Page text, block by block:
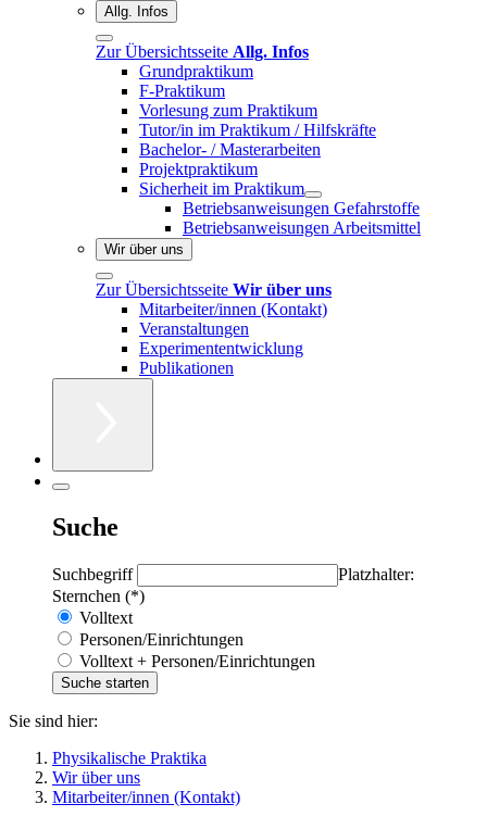
Allg. Infos
Zur Übersichtsseite Allg. Infos
Grundpraktikum
F-Praktikum
Vorlesung zum Praktikum
Tutor/in im Praktikum / Hilfskräfte
Bachelor- / Masterarbeiten
Projektpraktikum
Sicherheit im Praktikum
Betriebsanweisungen Gefahrstoffe
Betriebsanweisungen Arbeitsmittel
Wir über uns
Zur Übersichtsseite Wir über uns
Mitarbeiter/innen (Kontakt)
Veranstaltungen
Experimententwicklung
Publikationen
Suche
Suchbegriff
Platzhalter:
Sternchen (*)
Volltext
Personen/Einrichtungen
Volltext + Personen/Einrichtungen
Sie sind hier:
Physikalische Praktika
Wir über uns
Mitarbeiter/innen (Kontakt)